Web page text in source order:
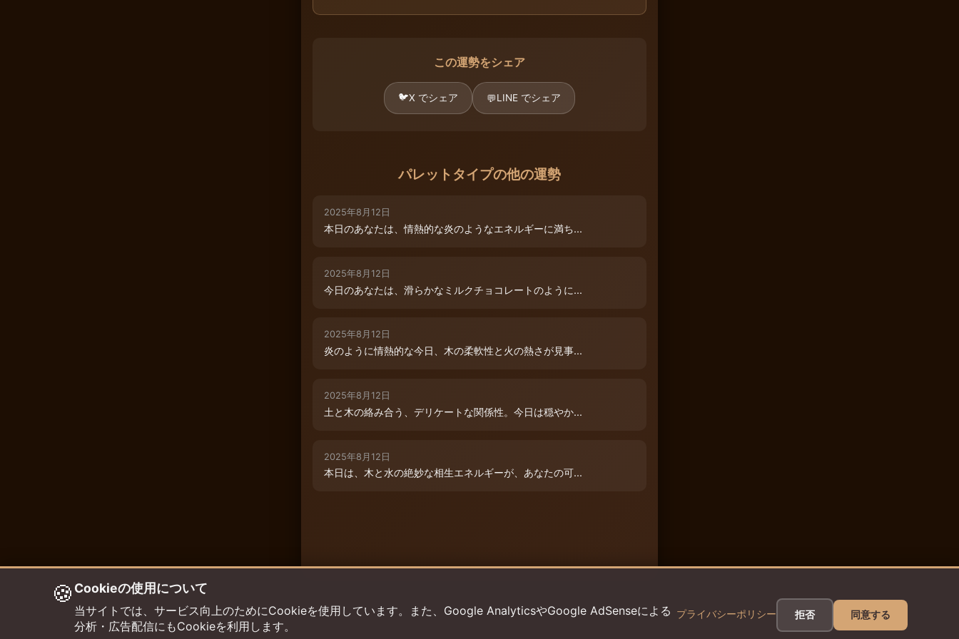
この運勢をシェア
🐦X でシェア 💬LINE でシェア
パレットタイプの他の運勢
2025年8月12日
本日のあなたは、情熱的な炎のようなエネルギーに満ち...
2025年8月12日
今日のあなたは、滑らかなミルクチョコレートのように...
2025年8月12日
炎のように情熱的な今日、木の柔軟性と火の熱さが見事...
2025年8月12日
土と木の絡み合う、デリケートな関係性。今日は穏やか...
2025年8月12日
本日は、木と水の絶妙な相生エネルギーが、あなたの可...
🍪 Cookieの使用について
当サイトでは、サービス向上のためにCookieを使用しています。また、Google AnalyticsやGoogle AdSenseによる
分析・広告配信にもCookieを利用します。
プライバシーポリシー 拒否 同意する